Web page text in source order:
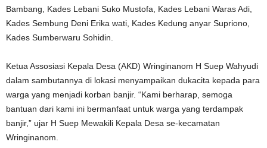
Bambang, Kades Lebani Suko Mustofa, Kades Lebani Waras Adi,
Kades Sembung Deni Erika wati, Kades Kedung anyar Supriono,
Kades Sumberwaru Sohidin.
Ketua Assosiasi Kepala Desa (AKD) Wringinanom H Suep Wahyudi
dalam sambutannya di lokasi menyampaikan dukacita kepada para
warga yang menjadi korban banjir. “Kami berharap, semoga
bantuan dari kami ini bermanfaat untuk warga yang terdampak
banjir,” ujar H Suep Mewakili Kepala Desa se-kecamatan
Wringinanom.